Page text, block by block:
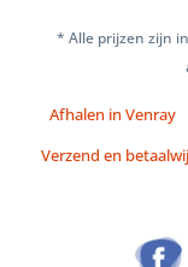
* Alle prijzen zijn
Afhalen in Venray
Verzend en